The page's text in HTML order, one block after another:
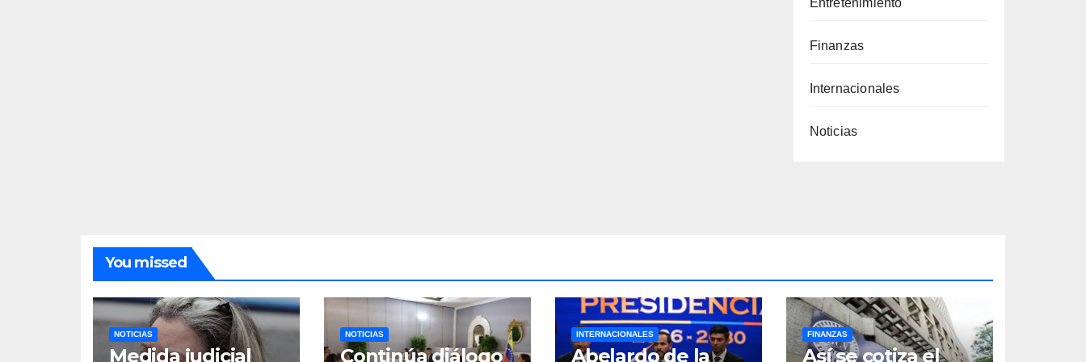
Entretenimiento
Finanzas
Internacionales
Noticias
You missed
NOTICIAS
Medida judicial
NOTICIAS
Continúa diálogo
INTERNACIONALES
Abelardo de la
FINANZAS
Así se cotiza el